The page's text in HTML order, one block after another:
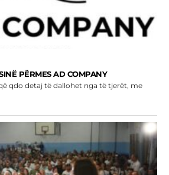
PËRMES AD COMPANY
qdo detaj të dallohet nga të tjerët, me